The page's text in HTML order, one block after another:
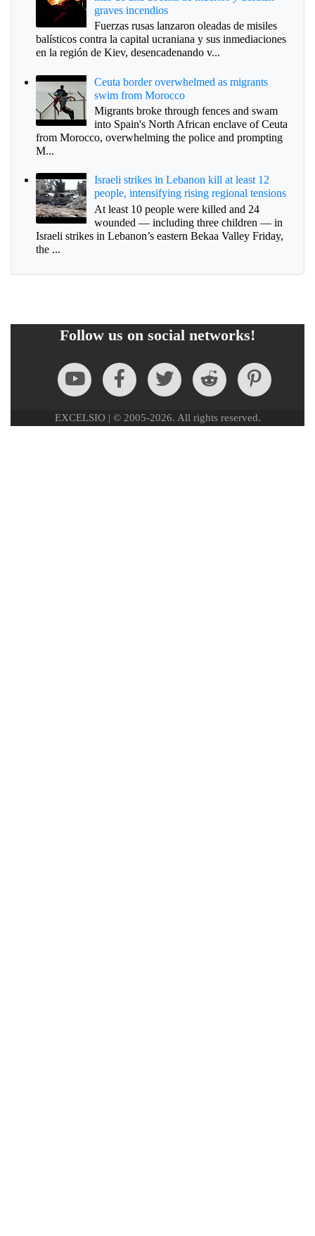
graves incendios
Fuerzas rusas lanzaron oleadas de misiles
balísticos contra la capital ucraniana y sus inmediaciones
en la región de Kiev, desencadenando v...
Ceuta border overwhelmed as migrants
swim from Morocco
Migrants broke through fences and swam
into Spain's North African enclave of Ceuta
from Morocco, overwhelming the police and prompting
M...
Israeli strikes in Lebanon kill at least 12
people, intensifying rising regional tensions
At least 10 people were killed and 24
wounded — including three children — in
Israeli strikes in Lebanon’s eastern Bekaa Valley Friday,
the ...
Follow us on social networks!
EXCELSIO | © 2005-2026. All rights reserved.